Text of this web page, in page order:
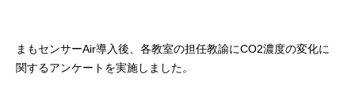
まもセンサーAir導入後、各教室の担任教諭にCO2濃度の変化に
関するアンケートを実施しました。